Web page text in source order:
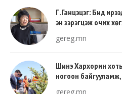
Г.Ганцэцэг: Бид
эн зэрэгцэж очих
gereg.mn
Шинэ Хархорин
ногоон
gereg.mn